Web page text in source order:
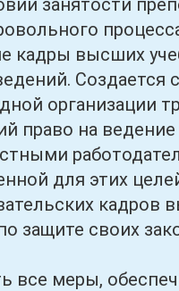
занятости
кадры высших
Создается
организации
право на ведение
для этих
кадров
защите своих
меры,